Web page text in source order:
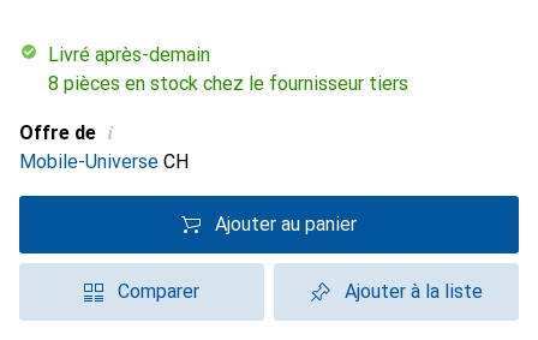
Livré après-demain
8 pièces en stock chez le fournisseur tiers
Offre de i
Mobile-Universe CH
Ajouter au panier
Comparer Ajouter à la liste